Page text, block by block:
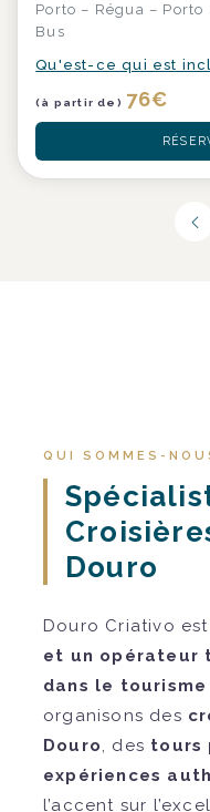
Porto – Régua –
Bus
Qu'est-ce qui est
(à partir de) 76€
QUI SOMMES-
Douro
Douro Criativo
et un opérateur
dans le
organisons des
Douro, des tours
expériences
l’accent sur